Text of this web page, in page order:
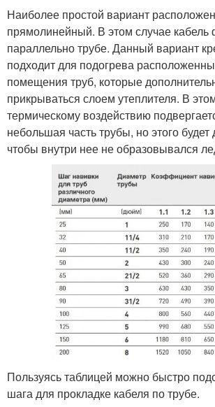
Наиболее простой вариант
прямолинейный. В этом случае кабель
параллельно трубе. Данный вариант
подходит для подогрева
помещения труб, которые
прикрываться слоем утеплителя. В
термическому воздействию
небольшая часть трубы, но этого будет
чтобы внутри нее не образовывался
Пользуясь таблицей можно быстро
шага для прокладке кабеля по трубе.